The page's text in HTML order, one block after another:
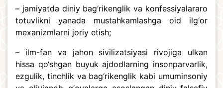
– jamiyatda diniy bag‘rikenglik va konfessiyalararo
totuvlikni yanada mustahkamlashga oid ilg‘or
mexanizmlarni joriy etish;
– ilm-fan va jahon sivilizatsiyasi rivojiga ulkan
hissa qo‘shgan buyuk ajdodlarning insonparvarlik,
ezgulik, tinchlik va bag‘rikenglik kabi umuminsoniy